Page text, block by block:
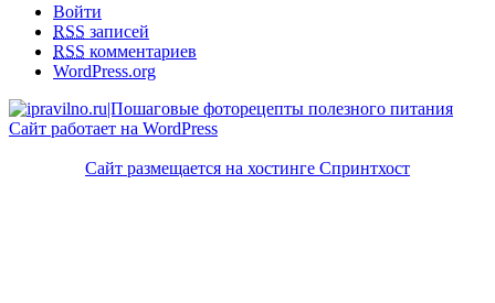
Войти
RSS записей
RSS комментариев
WordPress.org
Сайт работает на WordPress
Сайт размещается на хостинге Спринтхост